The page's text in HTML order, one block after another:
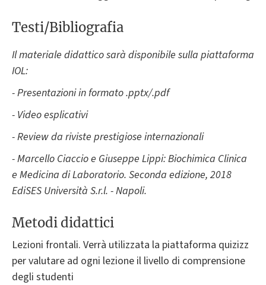
Testi/Bibliografia
Il materiale didattico sarà disponibile sulla piattaforma
IOL:
- Presentazioni in formato .pptx/.pdf
- Video esplicativi
- Review da riviste prestigiose internazionali
- Marcello Ciaccio e Giuseppe Lippi: Biochimica Clinica
e Medicina di Laboratorio. Seconda edizione, 2018
EdiSES Università S.r.l. - Napoli.
Metodi didattici
Lezioni frontali. Verrà utilizzata la piattaforma quizizz
per valutare ad ogni lezione il livello di comprensione
degli studenti